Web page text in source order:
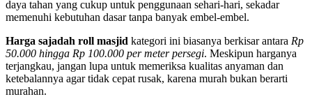
daya tahan yang cukup untuk penggunaan sehari-hari, sekadar
memenuhi kebutuhan dasar tanpa banyak embel-embel.
Harga sajadah roll masjid kategori ini biasanya berkisar antara Rp
50.000 hingga Rp 100.000 per meter persegi. Meskipun harganya
terjangkau, jangan lupa untuk memeriksa kualitas anyaman dan
ketebalannya agar tidak cepat rusak, karena murah bukan berarti
murahan.